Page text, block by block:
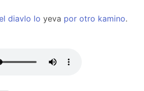
diavlo lo yeva por otro kamino.